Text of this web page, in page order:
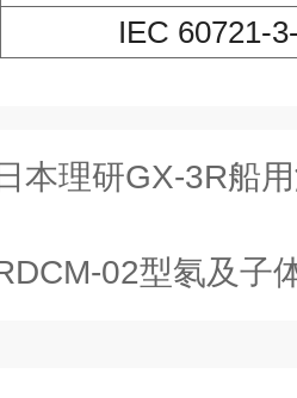
IEC 60721-
日本理研GX-3R船
02型氡及子